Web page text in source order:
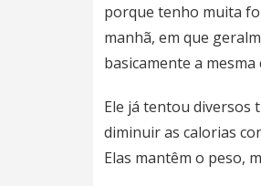
porque tenho muita
manhã, em que
basicamente a mesma
Ele já tentou diversos
diminuir as calorias
Elas mantêm o peso,